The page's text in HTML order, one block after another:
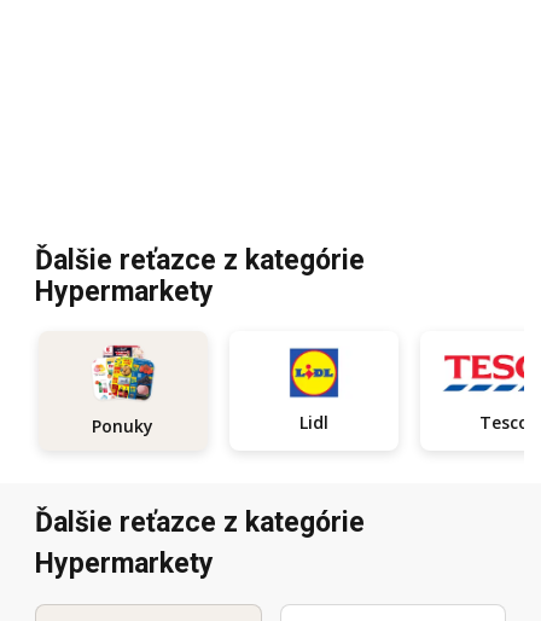
Ďalšie reťazce z kategórie
Hypermarkety
Ponuky Lidl Tesco
Ďalšie reťazce z kategórie
Hypermarkety